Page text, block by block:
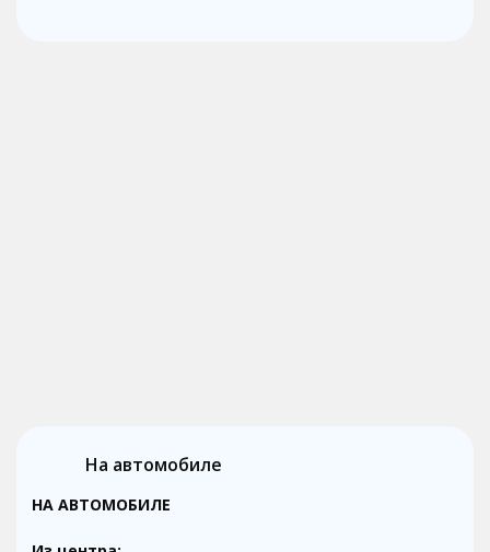
На автомобиле
НА АВТОМОБИЛЕ